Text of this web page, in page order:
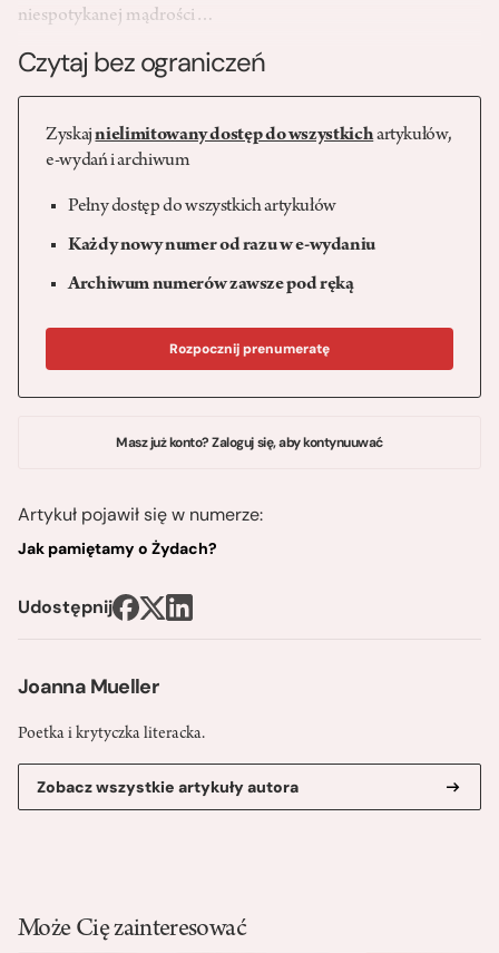
Joanna Mueller
Poetka i krytyczka literacka.
Zobacz wszystkie artykuły autora
niespotykanej mądrości…
Czytaj bez ograniczeń
Zyskajnielimitowany dostęp do wszystkichartykułów,
e-wydań i archiwum
Pełny dostęp do wszystkich artykułów
Każdy nowy numer od razu w e-wydaniu
Archiwum numerów zawsze pod ręką
Rozpocznij prenumeratę
Masz już konto? Zaloguj się, aby kontynuuwać
Artykuł pojawił się w numerze:
Jak pamiętamy o Żydach?
Udostępnij
Może Cię zainteresować